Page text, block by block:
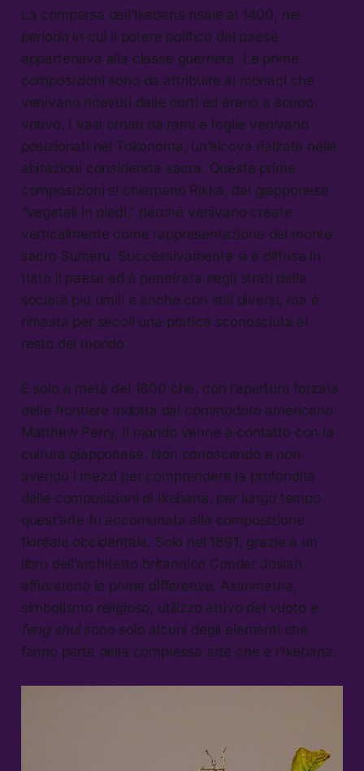
La comparsa dell’Ikebana risale al 1400, nel
periodo in cui il potere politico del paese
apparteneva alla classe guerriera. Le prime
composizioni sono da attribuire ai monaci che
venivano ricevuti dalle corti ed erano a scopo
votivo. I vasi ornati da rami e foglie venivano
posizionati nel Tokonoma, un’alcova rialzata nelle
abitazioni considerata sacra. Queste prime
composizioni si chiamano Rikka, dal giapponese
“vegetali in piedi,” perché venivano create
verticalmente come rappresentazione del monte
sacro Sumeru. Successivamente si è diffusa in
tutto il paese ed è penetrata negli strati della
società più umili e anche con stili diversi, ma è
rimasta per secoli una pratica sconosciuta al
resto del mondo.
È solo a metà del 1800 che, con l’apertura forzata
delle frontiere indotta dal commodoro americano
Matthew Perry, il mondo venne a contatto con la
cultura giapponese. Non conoscendo e non
avendo i mezzi per comprendere la profondità
delle composizioni di Ikebana, per lungo tempo
quest’arte fu accomunata alla composizione
floreale occidentale. Solo nel 1891, grazie a un
libro dell’architetto britannico Conder Josiah,
affiorarono le prime differenze. Asimmetria,
simbolismo religioso, utilizzo attivo del vuoto e
feng shuisono solo alcuni degli elementi che
fanno parte della complessa arte che è l’Ikebana.